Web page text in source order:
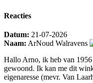
Reacties
Datum: 21-07-2026
Naam: ArNoud Walravens
Hallo Arno, ik heb van
gewoond. Ik kan me dit
eigenaresse (mevr. Van